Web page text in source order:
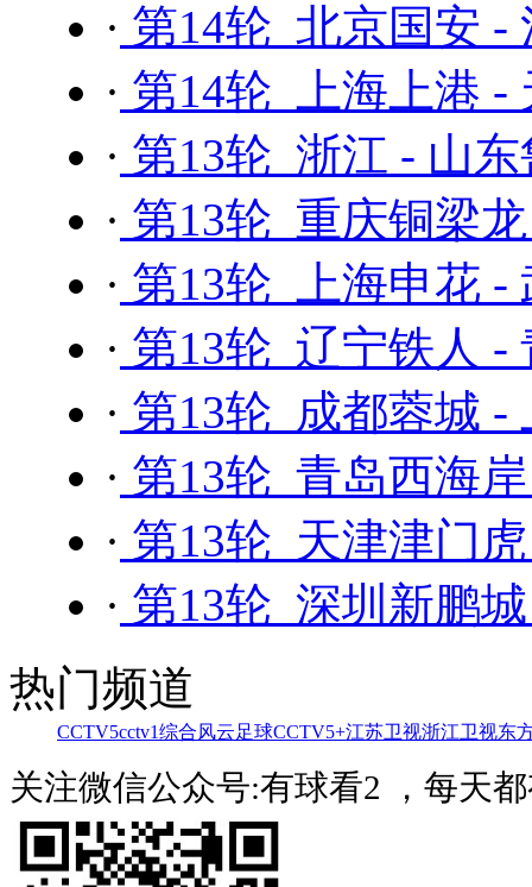
· 第14轮 北京国安 -
· 第14轮 上海上港 -
· 第13轮 浙江 - 山
· 第13轮 重庆铜梁
· 第13轮 上海申花 -
· 第13轮 辽宁铁人 -
· 第13轮 成都蓉城 -
· 第13轮 青岛西海
· 第13轮 天津津门
· 第13轮 深圳新鹏
热门频道
CCTV5cctv1综合风云足球CCTV5+江苏卫视浙江卫视东
关注微信公众号:有球看2 ，每天